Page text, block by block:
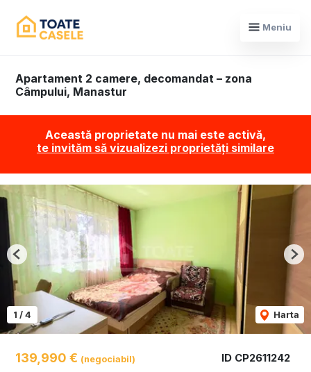
Meniu
Apartament 2 camere, decomandat – zona
Câmpului, Manastur
Această proprietate nu mai este activă,
te invităm să vizualizezi proprietăți similare
ID CP2611242
139,990 € (negociabil)
1 /4 Harta
Previous